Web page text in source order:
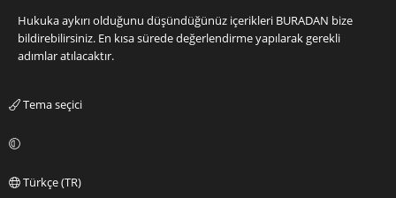
Hukuka aykırı olduğunu düşündüğünüz içerikleri BURADAN bize
bildirebilirsiniz. En kısa sürede değerlendirme yapılarak gerekli
adımlar atılacaktır.
Tema seçici
Türkçe (TR)